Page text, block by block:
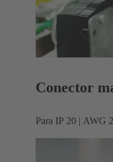
Conector
Para IP 20 | AWG